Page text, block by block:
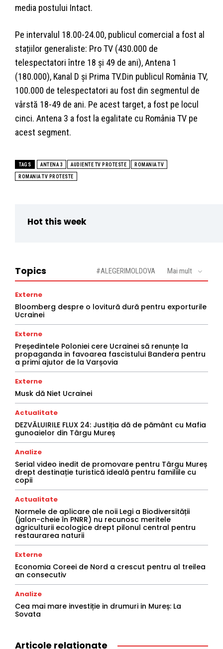
media postului Intact.
Pe intervalul 18.00-24.00, publicul comercial a fost al
stațiilor generaliste: Pro TV (430.000 de
telespectatori între 18 și 49 de ani), Antena 1
(180.000), Kanal D și Prima TV.Din publicul România TV,
100.000 de telespectatori au fost din segmentul de
vârstă 18-49 de ani. Pe acest target, a fost pe locul
cinci. Antena 3 a fost la egalitate cu România TV pe
acest segment.
TAGS ANTENA 3 AUDIENTE TV PROTESTE ROMANIA TV
ROMANIA TV PROTESTE
Hot this week
Topics #ALEGERIMOLDOVA Mai mult
Externe
Bloomberg despre o lovitură dură pentru exporturile
Ucrainei
Externe
Președintele Poloniei cere Ucrainei să renunțe la
propaganda in favoarea fascistului Bandera pentru
a primi ajutor de la Varșovia
Externe
Musk dă Niet Ucrainei
Actualitate
DEZVĂLUIRILE FLUX 24: Justiția dă de pământ cu Mafia
gunoaielor din Târgu Mureș
Analize
Serial video inedit de promovare pentru Târgu Mureș
drept destinație turistică ideală pentru familiile cu
copii
Actualitate
Normele de aplicare ale noii Legi a Biodiversității
(jalon-cheie în PNRR) nu recunosc meritele
agriculturii ecologice drept pilonul central pentru
restaurarea naturii
Externe
Economia Coreei de Nord a crescut pentru al treilea
an consecutiv
Analize
Cea mai mare investiție in drumuri in Mureș: La
Sovata
Articole relationate